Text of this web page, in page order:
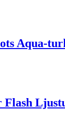
Aqua-